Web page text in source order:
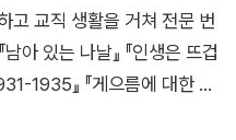
호르텐시우스』를 발표하면
『죽음과 즐거운 여자』로
드거 앨런 포 상을 받았다. 1
고 교직 생활을 거쳐 전문 번
아 있는 나날』 『인생은 뜨겁
1935』 『게으름에 대한 찬